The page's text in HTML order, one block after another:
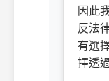
因此
反法
有選
擇透